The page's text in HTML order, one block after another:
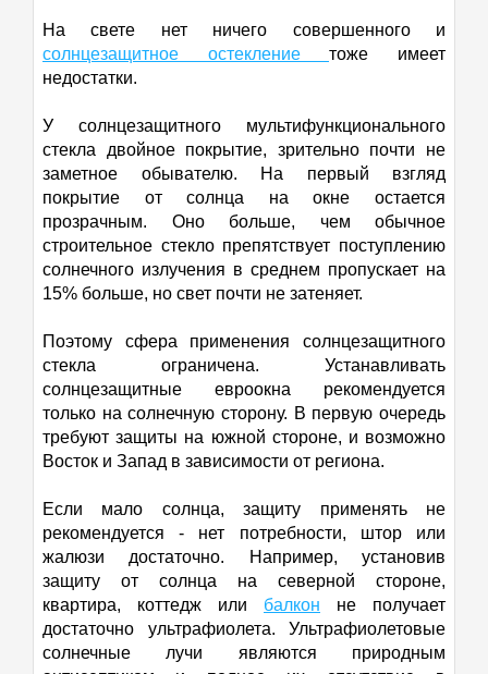
На свете нет ничего совершенного и
солнцезащитное остекление тоже имеет
недостатки.
У солнцезащитного мультифункционального
стекла двойное покрытие, зрительно почти не
заметное обывателю. На первый взгляд
покрытие от солнца на окне остается
прозрачным. Оно больше, чем обычное
строительное стекло препятствует поступлению
солнечного излучения в среднем пропускает на
15% больше, но свет почти не затеняет.
Поэтому сфера применения солнцезащитного
стекла ограничена. Устанавливать
солнцезащитные евроокна рекомендуется
только на солнечную сторону. В первую очередь
требуют защиты на южной стороне, и возможно
Восток и Запад в зависимости от региона.
Если мало солнца, защиту применять не
рекомендуется - нет потребности, штор или
жалюзи достаточно. Например, установив
защиту от солнца на северной стороне,
квартира, коттедж или балкон не получает
достаточно ультрафиолета. Ультрафиолетовые
солнечные лучи являются природным